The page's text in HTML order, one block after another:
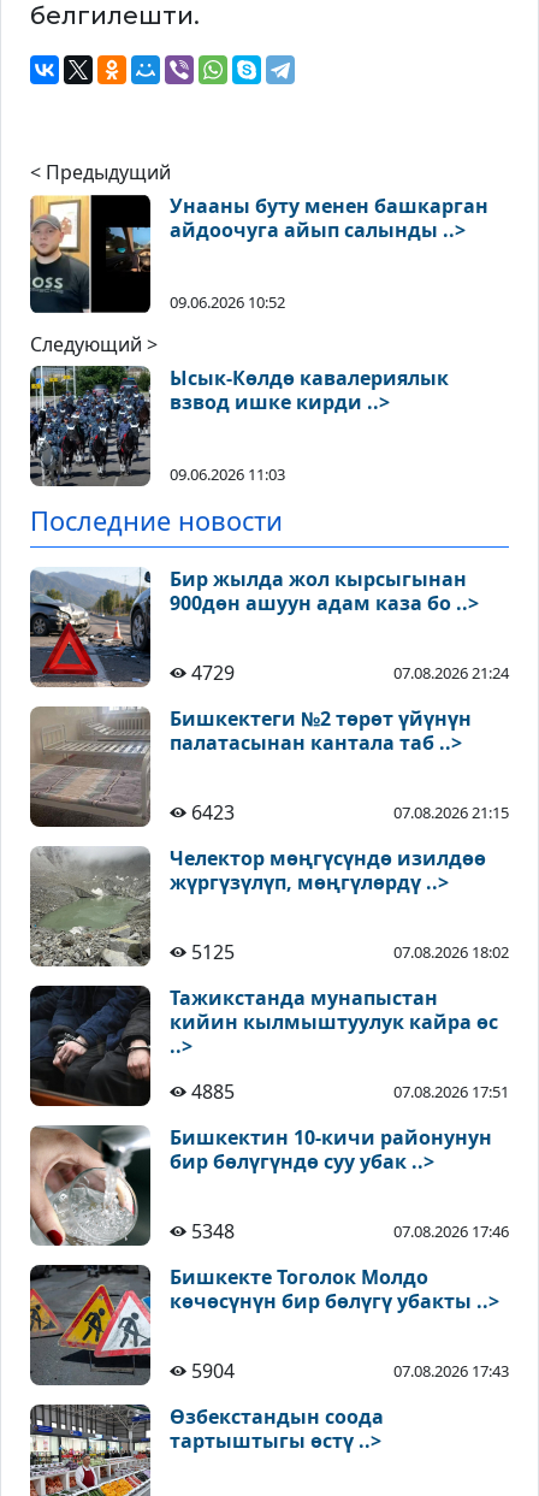
белгилешти.
< Предыдущий
Унааны буту менен башкарган
айдоочуга айып салынды ..>
09.06.2026 10:52
Следующий >
Ысык-Көлдө кавалериялык
взвод ишке кирди ..>
09.06.2026 11:03
Последние новости
Бир жылда жол кырсыгынан
900дөн ашуун адам каза бо ..>
4729 07.08.2026 21:24
Бишкектеги №2 төрөт үйүнүн
палатасынан кантала таб ..>
6423 07.08.2026 21:15
Челектор мөңгүсүндө изилдөө
жүргүзүлүп, мөңгүлөрдү ..>
5125 07.08.2026 18:02
Тажикстанда мунапыстан
кийин кылмыштуулук кайра өс
..>
4885
07.08.2026 17:51
Бишкектин 10-кичи районунун
бир бөлүгүндө суу убак ..>
5348 07.08.2026 17:46
Бишкекте Тоголок Молдо
көчөсүнүн бир бөлүгү убакты ..>
5904 07.08.2026 17:43
Өзбекстандын соода
тартыштыгы өстү ..>